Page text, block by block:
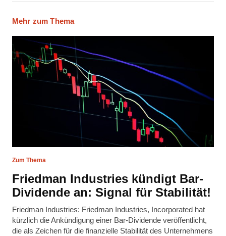
Mehr zum Thema
Zum Thema
Friedman Industries kündigt Bar-
Dividende an: Signal für Stabilität!
Friedman Industries: Friedman Industries, Incorporated hat
kürzlich die Ankündigung einer Bar-Dividende veröffentlicht,
die als Zeichen für die finanzielle Stabilität des Unternehmens